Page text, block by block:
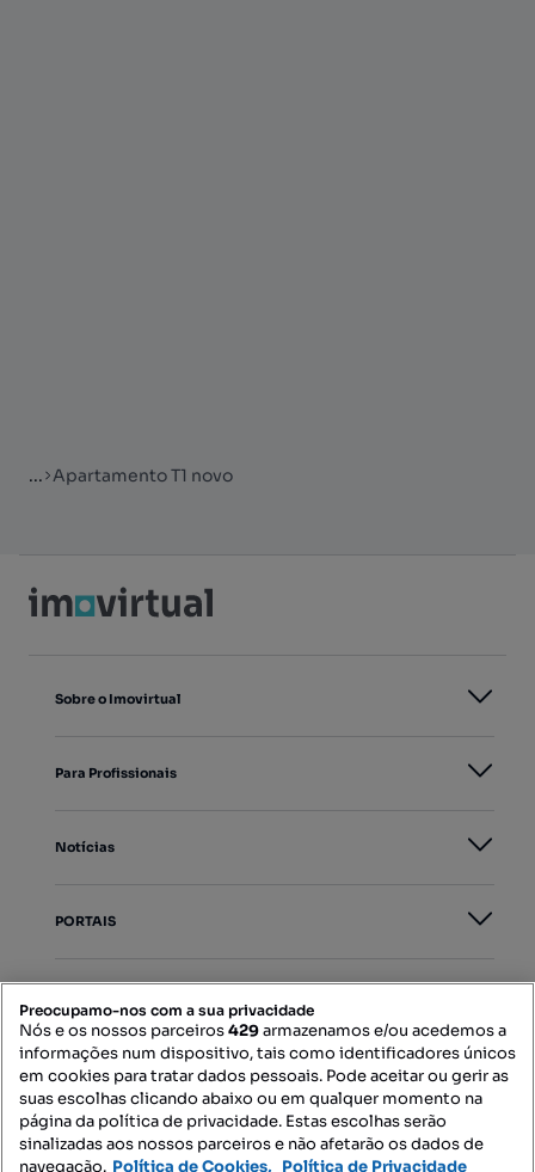
... Apartamento T1 novo
Sobre o Imovirtual
Para Profissionais
Notícias
PORTAIS
Contacte-nos
SIGA-NOS:
Preocupamo-nos com a sua privacidade
Nós e os nossos parceiros429armazenamos e/ou acedemos a
informações num dispositivo, tais como identificadores únicos
em cookies para tratar dados pessoais. Pode aceitar ou gerir as
suas escolhas clicando abaixo ou em qualquer momento na
página da política de privacidade. Estas escolhas serão
sinalizadas aos nossos parceiros e não afetarão os dados de
navegação. Política de Cookies, Política de Privacidade